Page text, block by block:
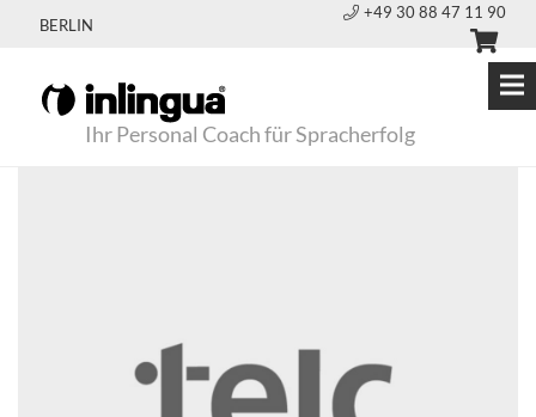
BERLIN
+49 30 88 47 11 90
Ihr Personal Coach für Spracherfolg